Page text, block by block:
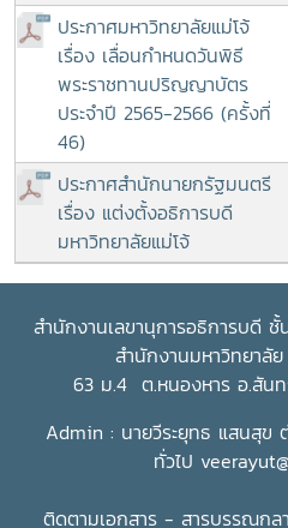
ประกาศมหาวิทยาลัยแม่โจ้
เรื่อง เลื่อนกำหนดวันพิธี
พระราชทานปริญญาบัตร
ประจำปี 2565-2566 (ครั้งที่
46)
ประกาศสำนักนายกรัฐมนตรี
เรื่อง แต่งตั้งอธิการบดี
มหาวิทยาลัยแม่โจ้
สำนักงานเลขานุการอธิการบดี
สำนักงานมหาวิทยาลั
63 ม.4 ต.หนองหาร อ.สันท
Admin : นายวีระยุทธ แสนสุข
ทั่วไป
ติดตามเอกสาร - สารบรรณก